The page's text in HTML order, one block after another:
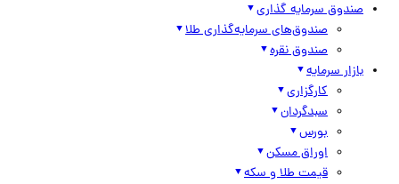
صندوق سرمایه گذاری
صندوق‌های سرمایه‌گذاری طلا
صندوق نقره
بازار سرمایه
کارگزاری
سبدگردان
بورس
اوراق مسکن
قیمت طلا و سکه